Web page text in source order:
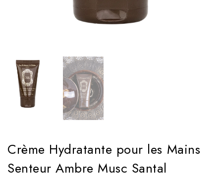
Crème Hydratante pour les Mains
Senteur Ambre Musc Santal